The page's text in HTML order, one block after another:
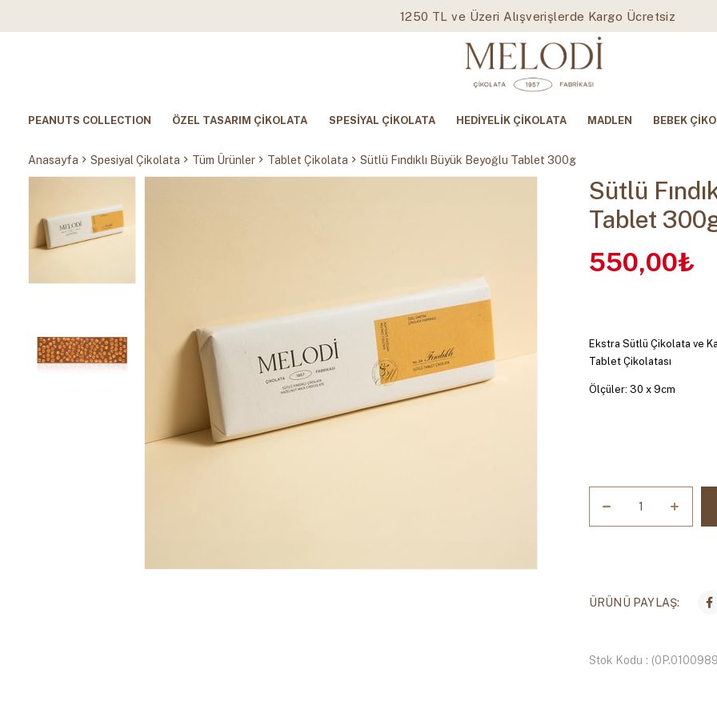
1250 TL ve Üzeri Alışverişlerde Kargo Ücretsiz
PEANUTS COLLECTION ÖZEL TASARIM ÇİKOLATA SPESİYAL ÇİKOLATA HEDİYELİK ÇİKOLATA MADLEN BEBEK
Anasayfa Spesiyal Çikolata Tüm Ürünler Tablet Çikolata Sütlü Fındıklı Büyük Beyoğlu Tablet 300g
Sütlü
Tablet
550,00₺
Ekstra Sütlü Çikolata ve
Tablet Çikolatası
Ölçüler: 30 x 9cm
ÜRÜNÜ PAYLAŞ:
Stok Kodu